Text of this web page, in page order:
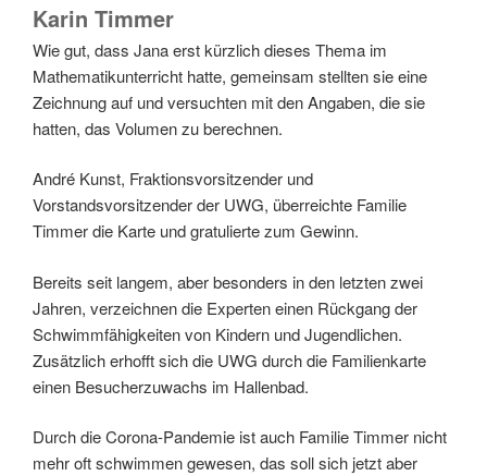
Karin Timmer
Wie gut, dass Jana erst kürzlich dieses Thema im
Mathematikunterricht hatte, gemeinsam stellten sie eine
Zeichnung auf und versuchten mit den Angaben, die sie
hatten, das Volumen zu berechnen.
André Kunst, Fraktionsvorsitzender und
Vorstandsvorsitzender der UWG, überreichte Familie
Timmer die Karte und gratulierte zum Gewinn.
Bereits seit langem, aber besonders in den letzten zwei
Jahren, verzeichnen die Experten einen Rückgang der
Schwimmfähigkeiten von Kindern und Jugendlichen.
Zusätzlich erhofft sich die UWG durch die Familienkarte
einen Besucherzuwachs im Hallenbad.
Durch die Corona-Pandemie ist auch Familie Timmer nicht
mehr oft schwimmen gewesen, das soll sich jetzt aber